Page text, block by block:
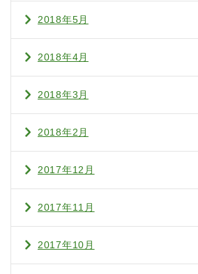
2018年5月
2018年4月
2018年3月
2018年2月
2017年12月
2017年11月
2017年10月